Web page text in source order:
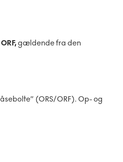
gældende fra den
(ORS/ORF). Op- og